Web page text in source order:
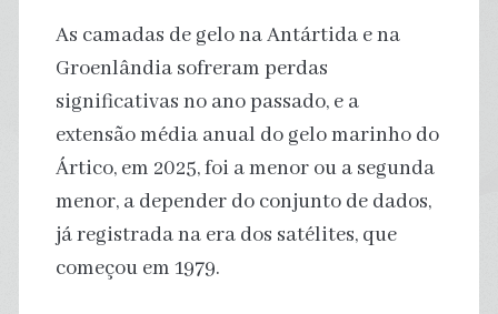
As camadas de gelo na Antártida e na
Groenlândia sofreram perdas
significativas no ano passado, e a
extensão média anual do gelo marinho do
Ártico, em 2025, foi a menor ou a segunda
menor, a depender do conjunto de dados,
já registrada na era dos satélites, que
começou em 1979.